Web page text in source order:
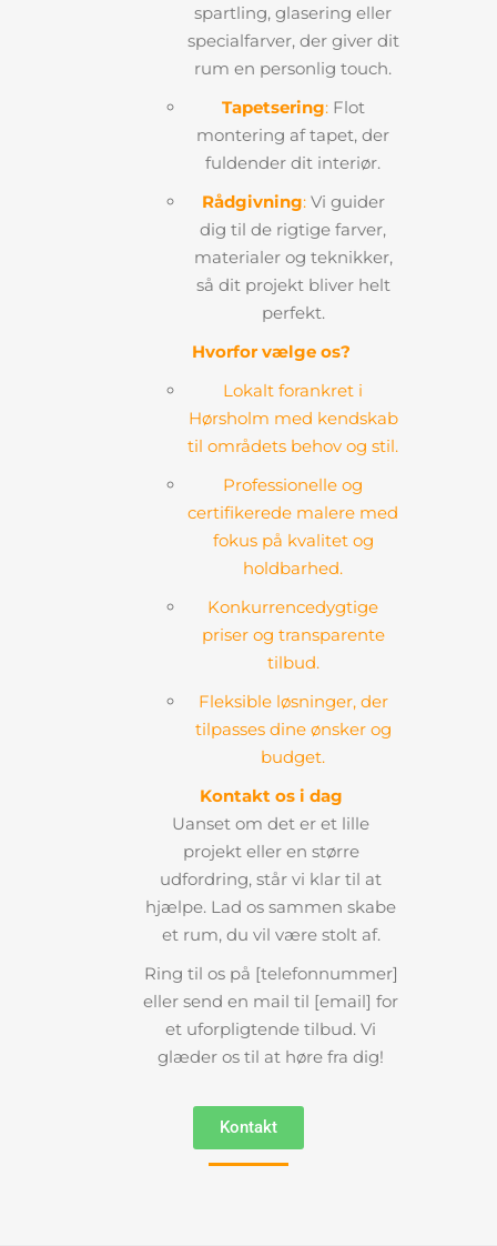
spartling, glasering eller
specialfarver, der giver dit
rum en personlig touch.
Tapetsering:Flot
montering af tapet, der
fuldender dit interiør.
Rådgivning:Vi guider
dig til de rigtige farver,
materialer og teknikker,
så dit projekt bliver helt
perfekt.
Hvorfor vælge os?
Lokalt forankret i
Hørsholm med kendskab
til områdets behov og stil.
Professionelle og
certifikerede malere med
fokus på kvalitet og
holdbarhed.
Konkurrencedygtige
priser og transparente
tilbud.
Fleksible løsninger, der
tilpasses dine ønsker og
budget.
Kontakt os i dag
Uanset om det er et lille
projekt eller en større
udfordring, står vi klar til at
hjælpe. Lad os sammen skabe
et rum, du vil være stolt af.
Ring til os på [telefonnummer]
eller send en mail til [email] for
et uforpligtende tilbud. Vi
glæder os til at høre fra dig!
Kontakt